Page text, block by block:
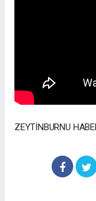
ZEYTİNBURNU